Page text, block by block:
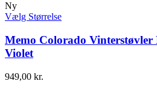
Ny
Vælg Størrelse
Memo Colorado Vinterstøvler
Violet
949,00 kr.